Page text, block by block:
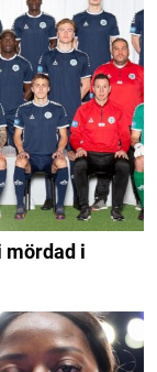
mördad i